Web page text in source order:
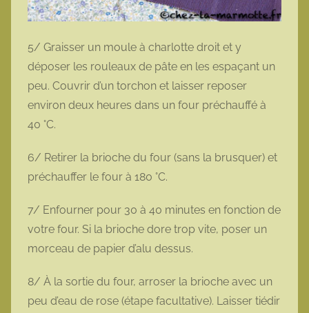
5/ Graisser un moule à charlotte droit et y
déposer les rouleaux de pâte en les espaçant un
peu. Couvrir d’un torchon et laisser reposer
environ deux heures dans un four préchauffé à
40 °C.
6/ Retirer la brioche du four (sans la brusquer) et
préchauffer le four à 180 °C.
7/ Enfourner pour 30 à 40 minutes en fonction de
votre four. Si la brioche dore trop vite, poser un
morceau de papier d’alu dessus.
8/ À la sortie du four, arroser la brioche avec un
peu d’eau de rose (étape facultative). Laisser tiédir